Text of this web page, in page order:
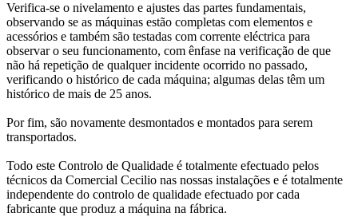
Verifica-se o nivelamento e ajustes das partes fundamentais,
observando se as máquinas estão completas com elementos e
acessórios e também são testadas com corrente eléctrica para
observar o seu funcionamento, com ênfase na verificação de que
não há repetição de qualquer incidente ocorrido no passado,
verificando o histórico de cada máquina; algumas delas têm um
histórico de mais de 25 anos.
Por fim, são novamente desmontados e montados para serem
transportados.
Todo este Controlo de Qualidade é totalmente efectuado pelos
técnicos da Comercial Cecilio nas nossas instalações e é totalmente
independente do controlo de qualidade efectuado por cada
fabricante que produz a máquina na fábrica.